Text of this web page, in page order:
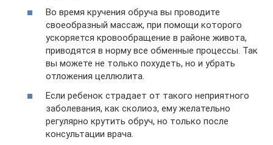
Во время кручения обруча вы проводите
своеобразный массаж, при помощи которого
ускоряется кровообращение в районе живота,
приводятся в норму все обменные процессы. Так
вы можете не только похудеть, но и убрать
отложения целлюлита.
Если ребенок страдает от такого неприятного
заболевания, как сколиоз, ему желательно
регулярно крутить обруч, но только после
консультации врача.